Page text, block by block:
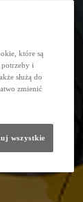
które są
i
służą do
zmienić
wszystkie